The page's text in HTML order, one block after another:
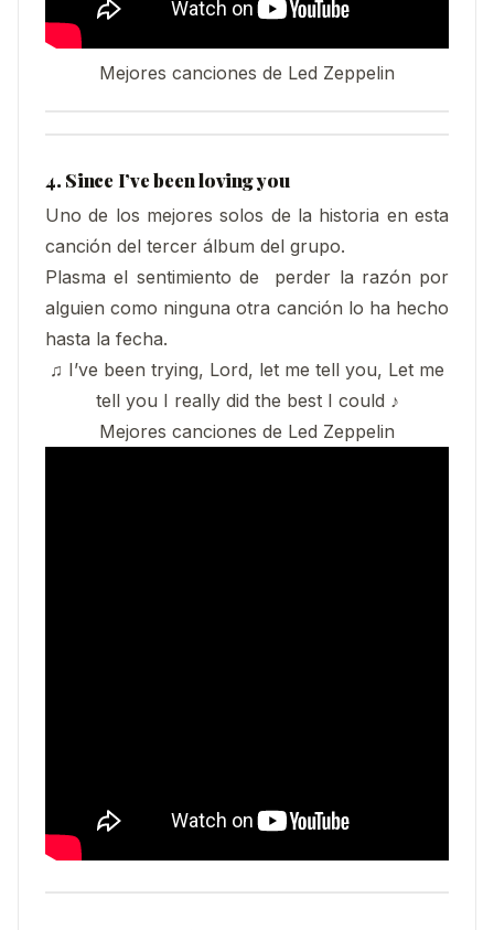
Mejores canciones de Led Zeppelin
4. Since I’ve been loving you
Uno de los mejores solos de la historia en esta
canción del tercer álbum del grupo.
Plasma el sentimiento de perder la razón por
alguien como ninguna otra canción lo ha hecho
hasta la fecha.
♫ I’ve been trying, Lord, let me tell you, Let me
tell you I really did the best I could ♪
Mejores canciones de Led Zeppelin